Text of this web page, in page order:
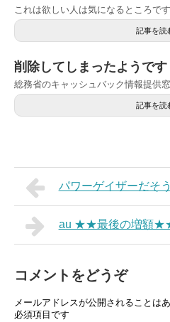
これは欲しい人は気になるところです
記事を読
削除してしまったようです
総務省のキャッシュバック情報提供
記事を読
パワーゲイザーだそ
au ★★最後の増額★★
コメントをどうぞ
メールアドレスが公開されることはあ
必須項目です